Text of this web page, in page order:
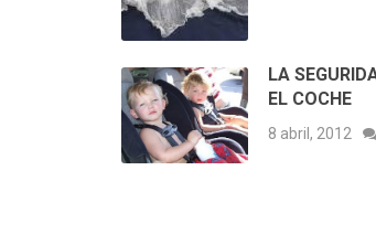
LA
EL COCHE
8 abril, 2012